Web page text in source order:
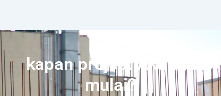
kapan project Akan di
mulai?